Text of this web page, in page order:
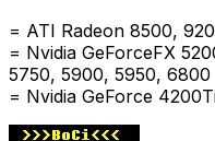
= ATI Radeon 8500,
= Nvidia GeForceFX
5750, 5900, 5950, 6800
= Nvidia GeForce